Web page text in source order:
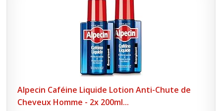
Alpecin Caféine Liquide Lotion Anti-Chute de
Cheveux Homme - 2x 200ml...